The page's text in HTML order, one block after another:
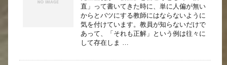
直」って書いてきた時に、単に人偏が無い
からとバツにする教師にはならないように
気を付けています。教員が知らないだけで
あって、「それも正解」という例は往々に
して存在しま …